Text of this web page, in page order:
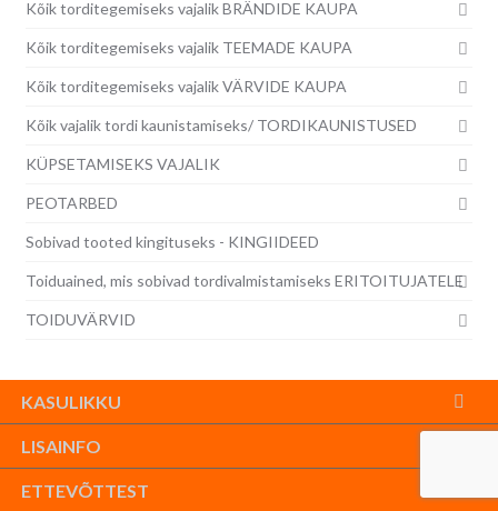
Kõik torditegemiseks vajalik BRÄNDIDE KAUPA
Kõik torditegemiseks vajalik TEEMADE KAUPA
Kõik torditegemiseks vajalik VÄRVIDE KAUPA
Kõik vajalik tordi kaunistamiseks/ TORDIKAUNISTUSED
KÜPSETAMISEKS VAJALIK
PEOTARBED
Sobivad tooted kingituseks - KINGIIDEED
Toiduained, mis sobivad tordivalmistamiseks ERITOITUJATELE
TOIDUVÄRVID
KASULIKKU
LISAINFO
ETTEVÕTTEST